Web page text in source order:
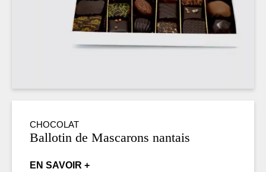
CHOCOLAT
Ballotin de Mascarons nantais
EN SAVOIR +